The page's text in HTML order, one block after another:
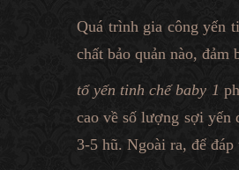
Quá trình gia công yến
chất bảo quản nào,
tổ yến tinh chế baby 1
cao về số lượng sợi yến
3-5 hũ. Ngoài ra, để